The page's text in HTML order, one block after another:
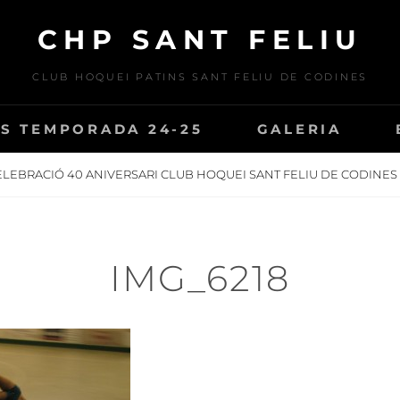
CHP SANT FELIU
CLUB HOQUEI PATINS SANT FELIU DE CODINES
TEMPORADA 24-25 GALERIA
40 ANIVERSARI CLUB HOQUEI SANT FELIU DE CODINES
IMG_6218